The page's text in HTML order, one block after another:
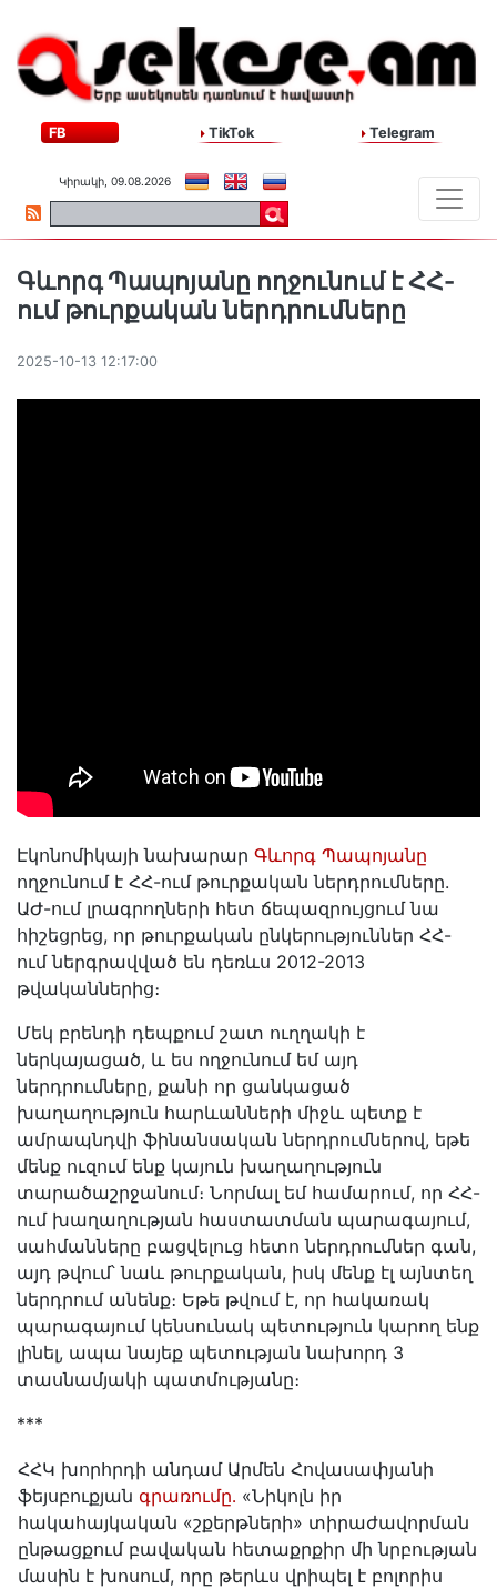
FB TikTok Telegram
Կիրակի, 09.08.2026
Գևորգ Պապոյանը ողջունում է ՀՀ-
ում թուրքական ներդրումները
2025-10-13 12:17:00
Էկոնոմիկայի նախարար Գևորգ Պապոյանը
ողջունում է ՀՀ-ում թուրքական ներդրումները.
ԱԺ-ում լրագրողների հետ ճեպազրույցում նա
հիշեցրեց, որ թուրքական ընկերություններ ՀՀ-
ում ներգրավված են դեռևս 2012-2013
թվականներից։
Մեկ բրենդի դեպքում շատ ուղղակի է
ներկայացած, և ես ողջունում եմ այդ
ներդրումները, քանի որ ցանկացած
խաղաղություն հարևանների միջև պետք է
ամրապնդվի ֆինանսական ներդրումներով, եթե
մենք ուզում ենք կայուն խաղաղություն
տարածաշրջանում։ Նորմալ եմ համարում, որ ՀՀ-
ում խաղաղության հաստատման պարագայում,
սահմանները բացվելուց հետո ներդրումներ գան,
այդ թվում՝ նաև թուրքական, իսկ մենք էլ այնտեղ
ներդրում անենք։ Եթե թվում է, որ հակառակ
պարագայում կենսունակ պետություն կարող ենք
լինել, ապա նայեք պետության նախորդ 3
տասնամյակի պատմությանը։
***
ՀՀԿ խորհրդի անդամ Արմեն Հովասափյանի
ֆեյսբուքյան գրառումը․ «Նիկոլն իր
հակահայկական «շքերթների» տիրաժավորման
ընթացքում բավական հետաքրքիր մի նրբության
մասին է խոսում, որը թերևս վրիպել է բոլորիս